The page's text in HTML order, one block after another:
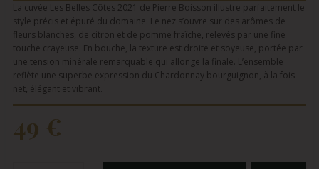
La cuvée Les Belles Côtes 2021 de Pierre Boisson illustre parfaitement le
style précis et épuré du domaine. Le nez s’ouvre sur des arômes de
fleurs blanches, de citron et de pomme fraîche, relevés par une fine
touche crayeuse. En bouche, la texture est droite et soyeuse, portée par
une tension minérale remarquable qui allonge la finale. L’ensemble
reflète une superbe expression du Chardonnay bourguignon, à la fois
net, élégant et vibrant.
49 €